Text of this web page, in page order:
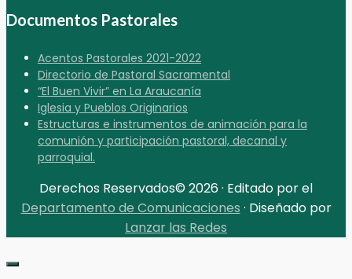
Documentos Pastorales
Acentos Pastorales 2021-2022
Directorio de Pastoral Sacramental
“El Buen Vivir” en La Araucanía
Iglesia y Pueblos Originarios
Estructuras e instrumentos de animación para la
comunión y participación pastoral, decanal y
parroquial.
Derechos Reservados© 2026 · Editado por el
Departamento de Comunicaciones · Diseñado por
Lanzar las Redes